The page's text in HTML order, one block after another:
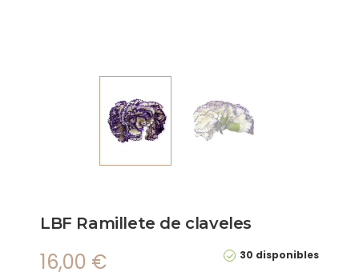
LBF Ramillete de claveles
30 disponibles
16,00 €